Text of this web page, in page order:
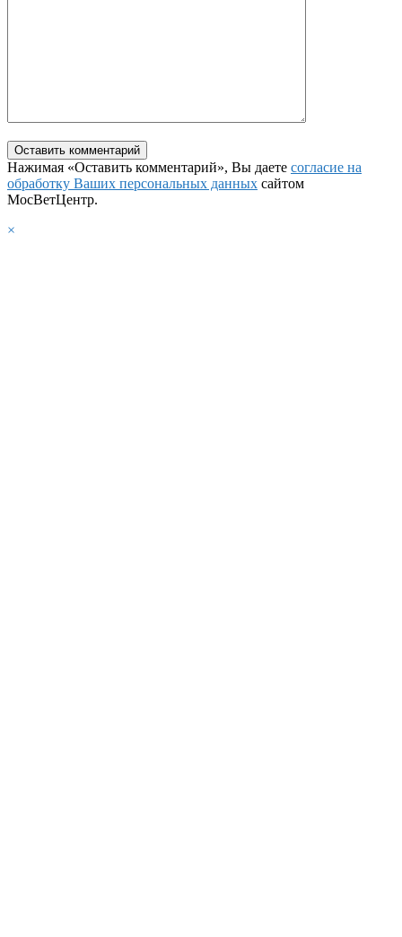
Нажимая «Оставить комментарий», Вы даете согласие на
обработку Ваших персональных данных сайтом
МосВетЦентр.
×